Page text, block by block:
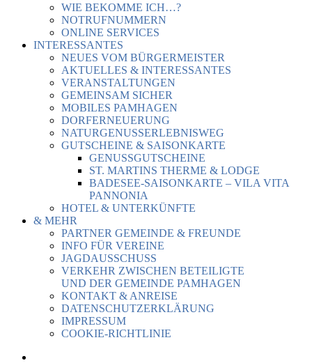
WIE BEKOMME ICH…?
NOTRUFNUMMERN
ONLINE SERVICES
INTERESSANTES
NEUES VOM BÜRGERMEISTER
AKTUELLES & INTERESSANTES
VERANSTALTUNGEN
GEMEINSAM SICHER
MOBILES PAMHAGEN
DORFERNEUERUNG
NATURGENUSSERLEBNISWEG
GUTSCHEINE & SAISONKARTE
GENUSSGUTSCHEINE
ST. MARTINS THERME & LODGE
BADESEE-SAISONKARTE – VILA VITA
PANNONIA
HOTEL & UNTERKÜNFTE
& MEHR
PARTNER GEMEINDE & FREUNDE
INFO FÜR VEREINE
JAGDAUSSCHUSS
VERKEHR ZWISCHEN BETEILIGTE
UND DER GEMEINDE PAMHAGEN
KONTAKT & ANREISE
DATENSCHUTZERKLÄRUNG
IMPRESSUM
COOKIE-RICHTLINIE